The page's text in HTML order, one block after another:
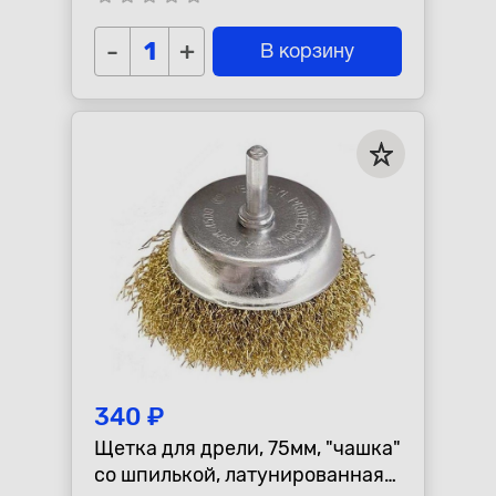
- + В корзину
340 ₽
Щетка для дрели, 75мм, "чашка"
со шпилькой, латунированная